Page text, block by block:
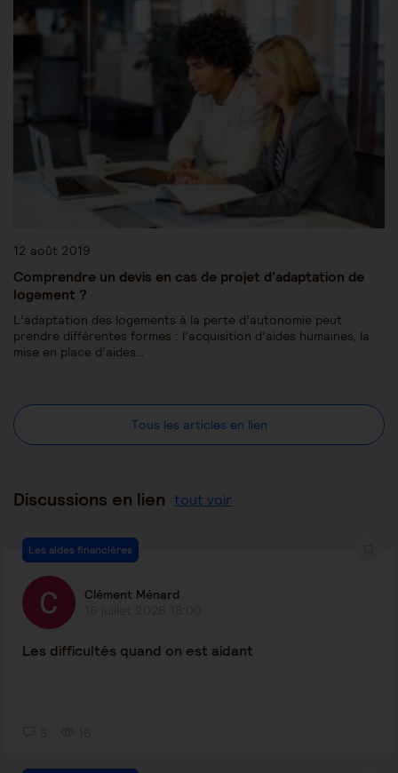
12 août 2019
Comprendre un devis en cas de projet d’adaptation de
logement ?
L’adaptation des logements à la perte d’autonomie peut
prendre différentes formes : l’acquisition d’aides humaines, la
mise en place d’aides…
Tous les articles en lien
Discussions en lien tout voir
Les aides financières
Clément Ménard
Les difficultés quand on est aidant